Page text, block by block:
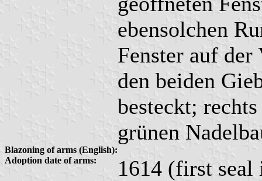
ebensolchen
Fenster auf der
den beiden
besteckt;
grünen
Blazoning of arms (English):
Adoption date of arms:
1614 (first